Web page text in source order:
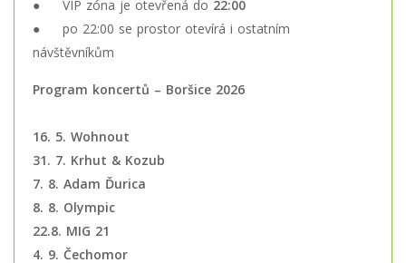
● VIP zóna je otevřená do 22:00
● po 22:00 se prostor otevírá i ostatním
návštěvníkům
Program koncertů – Boršice 2026
16. 5. Wohnout
31. 7. Krhut & Kozub
7. 8. Adam Ďurica
8. 8. Olympic
22.8. MIG 21
4. 9. Čechomor